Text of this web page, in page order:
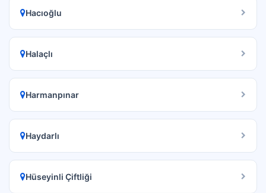
Hacıoğlu
Halaçlı
Harmanpınar
Haydarlı
Hüseyinli Çiftliği